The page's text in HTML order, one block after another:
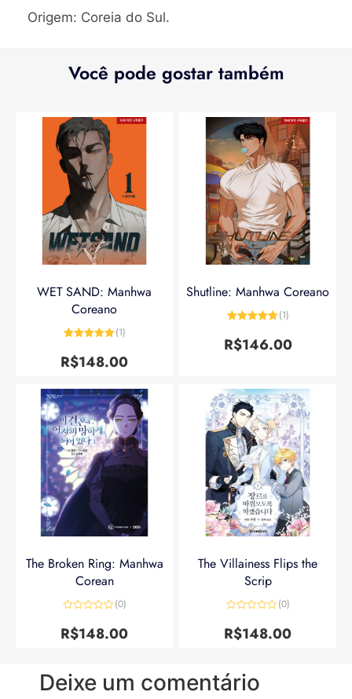
Origem: Coreia do Sul.
Você pode gostar também
WET SAND: Manhwa
Coreano
de 5
(1)
R$148.00
Shutline: Manhwa Coreano
de 5
(1)
R$146.00
The Broken Ring: Manhwa
Corean
0
de
(0)
R$148.00
The Villainess Flips the
Scrip
0
de
(0)
R$148.00
Deixe um comentário